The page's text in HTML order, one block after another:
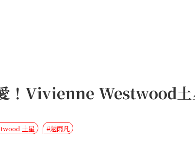
！Vivienne Westwood土
土星 #趙雨凡